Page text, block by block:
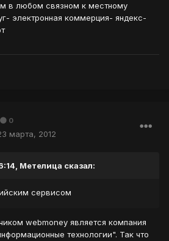
в любом связном к местному
электронная коммерция- яндекс-
0
марта, 2012
Метелица сказал:
сервисом
webmoney является компания
технологии". Так что